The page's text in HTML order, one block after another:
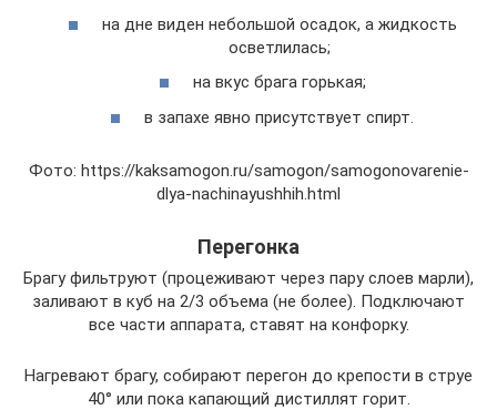
на дне виден небольшой осадок, а жидкость
осветлилась;
на вкус брага горькая;
в запахе явно присутствует спирт.
Фото: https://kaksamogon.ru/samogon/samogonovarenie-
dlya-nachinayushhih.html
Перегонка
Брагу фильтруют (процеживают через пару слоев марли),
заливают в куб на 2/3 объема (не более). Подключают
все части аппарата, ставят на конфорку.
Нагревают брагу, собирают перегон до крепости в струе
40° или пока капающий дистиллят горит.